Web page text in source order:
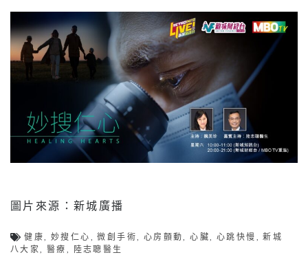
圖片來源：新城廣播
健康 ,妙搜仁心 ,微創手術 心房顫動 ,心臟 心跳快慢 ,新城
八大家
,醫療 陸志聰醫生